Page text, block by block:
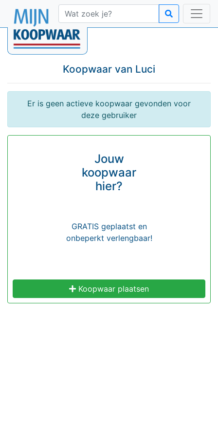
Koopwaar van Luci
Er is geen actieve koopwaar gevonden voor
deze gebruiker
Jouw
koopwaar
hier?
GRATIS geplaatst en
onbeperkt verlengbaar!
Koopwaar plaatsen